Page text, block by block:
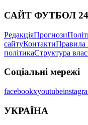
САЙТ ФУТБОЛ 24
РедакціяПрогнози
сайтуКонтактиПравила
політикаСтруктура
Соціальні мережі
facebookxyoutube
УКРАЇНА